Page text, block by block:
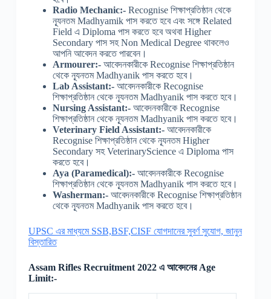
Radio Mechanic:- Recognise শিক্ষাপ্রতিষ্ঠান থেকে
ন্যূনতম Madhyamik পাস করতে হবে এবং সঙ্গে Related
Field এ Diploma পাস করতে হবে অথবা Higher
Secondary পাস সহ Non Medical Degree থাকলেও
আপনি আবেদন করতে পারবেন।
Armourer:- আবেদনকারীকে Recognise শিক্ষাপ্রতিষ্ঠান
থেকে ন্যূনতম Madhyanik পাস করতে হবে।
Lab Assistant:- আবেদনকারীকে Recognise
শিক্ষাপ্রতিষ্ঠান থেকে ন্যূনতম Madhyanik পাস করতে হবে।
Nursing Assistant:-আবেদনকারীকে Recognise
শিক্ষাপ্রতিষ্ঠান থেকে ন্যূনতম Madhyanik পাস করতে হবে।
Veterinary Field Assistant:-আবেদনকারীকে
Recognise শিক্ষাপ্রতিষ্ঠান থেকে ন্যূনতম Higher
Secondary সহ VeterinaryScience এ Diploma পাস
করতে হবে।
Aya (Paramedical):- আবেদনকারীকে Recognise
শিক্ষাপ্রতিষ্ঠান থেকে ন্যূনতম Madhyanik পাস করতে হবে।
Washerman:-আবেদনকারীকে Recognise শিক্ষাপ্রতিষ্ঠান
থেকে ন্যূনতম Madhyanik পাস করতে হবে।
UPSC এর মাধ্যমে SSB,BSF,CISF যোগদানের সুবর্ণ সুযোগ, জানুন
বিস্তারিত
Assam Rifles Recruitment 2022 এ আবেদনের Age
Limit:-